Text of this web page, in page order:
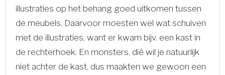
illustraties op het behang goed uitkomen tussen
de meubels. Daarvoor moesten wel wat schuiven
met de illustraties, want er kwam bijv. een kast in
de rechterhoek. En monsters, dié wil je natuurlijk
niet achter de kast, dus maakten we gewoon een